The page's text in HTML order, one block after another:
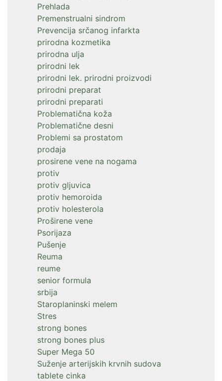
Prehlada
Premenstrualni sindrom
Prevencija srčanog infarkta
prirodna kozmetika
prirodna ulja
prirodni lek
prirodni lek. prirodni proizvodi
prirodni preparat
prirodni preparati
Problematična koža
Problematične desni
Problemi sa prostatom
prodaja
prosirene vene na nogama
protiv
protiv gljuvica
protiv hemoroida
protiv holesterola
Proširene vene
Psorijaza
Pušenje
Reuma
reume
senior formula
srbija
Staroplaninski melem
Stres
strong bones
strong bones plus
Super Mega 50
Suženje arterijskih krvnih sudova
tablete cinka